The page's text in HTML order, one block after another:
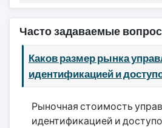
Часто задаваемые
Каков размер рынка
идентификацией и
Рыночная стоимость
идентификацией и